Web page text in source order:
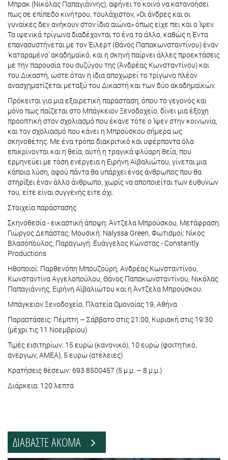
Μπρακ (Νικόλας Παπαγιάννης), αφήνει το κοινό να κατανοήσει
πως σε επίπεδο κινήτρου, τουλάχιστον, «Οι άνδρες και οι
γυναίκες δεν ανήκουν στον ίδιο αιώνα» όπως είχε πει και ο Ίψεν.
Τα ιψενικά τρίγωνα διαδέχονται το ένα το άλλο, καθώς η Έντα
επανασυστήνεται με τον Έιλερτ (Θάνος Παπακωνσταντίνου) έναν
‘καταραμένο’ ακαδημαϊκό, και η σκηνή παίρνει άλλες προεκτάσεις
με την παρουσία του συζύγου της (Άνδρέας Κωνσταντίνου) και
του Δικαστή, ώστε όταν η ίδια αποχωρεί το τρίγωνο πλέον
ανασχηματίζεται μεταξύ του Δικαστή και των δύο ακαδημαϊκών.
Πρόκειται για μια εξαιρετική παράσταση, όπου το γεγονός και
μόνο πως παίζεται στο Μπάγκειον Ξενοδοχείο, δίνει μια έξοχη
προοπτική στον σχολιασμό που έκανε τότε ο Ίψεν στην κοινωνία,
και τον σχολιασμό που κάνει η Μπρούσκου σήμερα ως
σκηνοθέτης. Με ένα τρόπο διακριτικό και υφέρποντα όλα
επικρίνονται και η θεία, αυτή η τραγικά φλύαρη θεία, που
ερμηνεύει με τόση ενέργεια η Ειρήνη Αϊβαλιώτου, γίνεται μια
κάποια λύση, αφού πάντα θα υπάρχει ένας άνθρωπος που θα
στηρίξει έναν άλλο άνθρωπο, χωρίς να αποποιείται των ευθυνών
του, είτε είναι συγγενής είτε όχι.
Στοιχεία παράστασης
Σκηνοθεσία - εικαστική άποψη: Άντζελα Μπρούσκου, Μετάφραση:
Γιώργος Δεπάστας, Μουσική: Nalyssa Green, Φωτισμοί: Νίκος
Βλασόπουλος, Παραγωγή: Ευάγγελος Κώνστας - Constantly
Productions
Ηθοποιοί: Παρθενόπη Μπουζούρη, Ανδρέας Κωνσταντίνου,
Κωνσταντίνα Αγγελοπούλου, Θάνος Παπακωνσταντίνου, Νικόλας
Παπαγιάννης, Ειρήνη Αϊβαλιώτου και η Άντζελα Μπρούσκου.
Μπάγκειον Ξενοδοχείο, Πλατεία Ομονοίας 19, Αθήνα
Παραστάσεις: Πέμπτη – Σάββατο στις 21:00, Κυριακή στις 19:30
(μέχρι τις 11 Νοεμβρίου)
Τιμές εισιτηρίων: 15 ευρώ (κανονικό), 10 ευρώ (φοιτητικό,
ανέργων, ΑΜΕΑ), 5 ευρώ (ατέλειες)
Κρατήσεις θέσεων: 693 8500457 (5 μ.μ. – 8 μ.μ.)
Διάρκεια: 120 λεπτά
ΔΙΑΒΑΣΤΕ ΑΚΟΜΑ